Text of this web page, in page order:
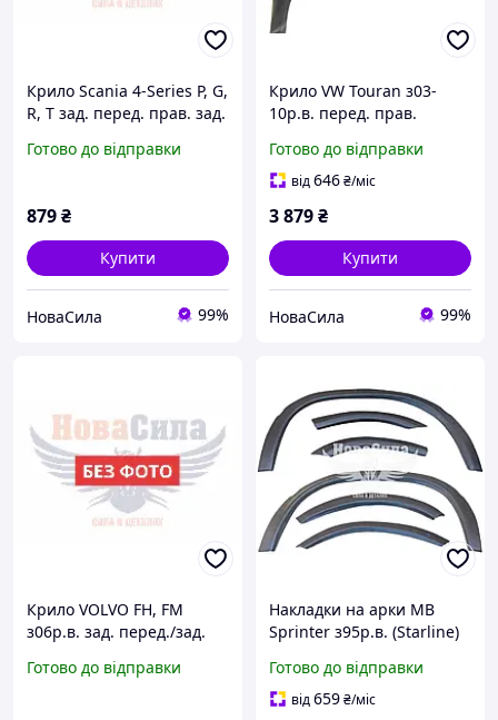
Крило Scania 4-Series P, G,
R, T зад. перед. прав. зад.
SC-4-95-
Готово до відправки
879₴
Купити
НоваСила 99%
Крило VW Touran з03-
10р.в. перед. прав.
314,1T0821022B|
Готово до відправки
від646₴/міс
3 879₴
Купити
НоваСила 99%
Крило VOLVO FH, FM
з06р.в. зад. перед./зад.
Premium, Magnum з06р.в.
Готово до відправки
Накладки на арки MB
Sprinter з95р.в. (Starline)
Готово до відправки
від659₴/міс